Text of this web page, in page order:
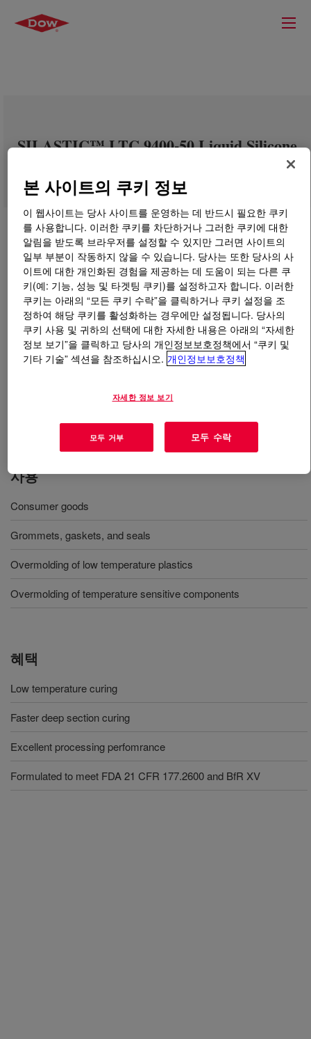
SILASTIC™ LTC 9400-50 Liquid Silicone
무엇입니까SILASTIC™ LTC 9400-50 Liquid Silicone
Rubber?
50 Shore A, two-part, 1:1 mix ratio, injection-molding
over-molding or thick walled applications.
사용
Consumer goods
Grommets, gaskets, and seals
Overmolding of low temperature plastics
Overmolding of temperature sensitive components
혜택
Low temperature curing
Faster deep section curing
Excellent processing perfomrance
Formulated to meet FDA 21 CFR 177.2600 and BfR XV
본 사이트의 쿠키 정보
이 웹사이트는 당사 사이트를 운영하는 데 반드시 필요한 쿠키
를 사용합니다. 이러한 쿠키를 차단하거나 그러한 쿠키에 대한
알림을 받도록 브라우저를 설정할 수 있지만 그러면 사이트의
일부 부분이 작동하지 않을 수 있습니다. 당사는 또한 당사의 사
이트에 대한 개인화된 경험을 제공하는 데 도움이 되는 다른 쿠
키(예: 기능, 성능 및 타겟팅 쿠키)를 설정하고자 합니다. 이러한
쿠키는 아래의 “모든 쿠키 수락”을 클릭하거나 쿠키 설정을 조
정하여 해당 쿠키를 활성화하는 경우에만 설정됩니다. 당사의
쿠키 사용 및 귀하의 선택에 대한 자세한 내용은 아래의 “자세한
정보 보기”을 클릭하고 당사의 개인정보보호정책에서 “쿠키 및
기타 기술” 섹션을 참조하십시오. 개인정보보호정책
자세한 정보 보기
모두 거부 모두 수락